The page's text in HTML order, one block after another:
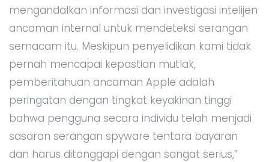
mengandalkan informasi dan investigasi intelijen
ancaman internal untuk mendeteksi serangan
semacam itu. Meskipun penyelidikan kami tidak
pernah mencapai kepastian mutlak,
pemberitahuan ancaman Apple adalah
peringatan dengan tingkat keyakinan tinggi
bahwa pengguna secara individu telah menjadi
sasaran serangan spyware tentara bayaran
dan harus ditanggapi dengan sangat serius,”